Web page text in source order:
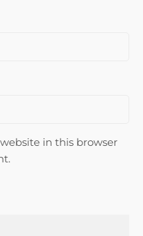
in this browser